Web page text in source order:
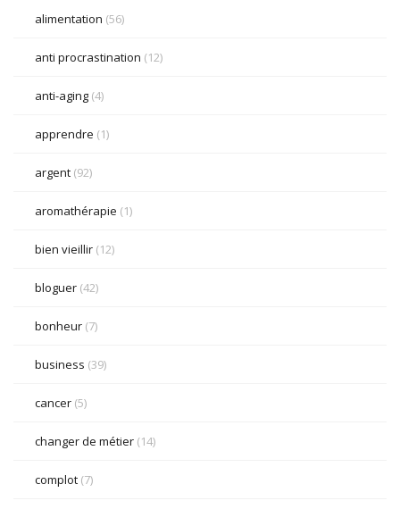
alimentation (56)
anti procrastination (12)
anti-aging (4)
apprendre (1)
argent (92)
aromathérapie (1)
bien vieillir (12)
bloguer (42)
bonheur (7)
business (39)
cancer (5)
changer de métier (14)
complot (7)